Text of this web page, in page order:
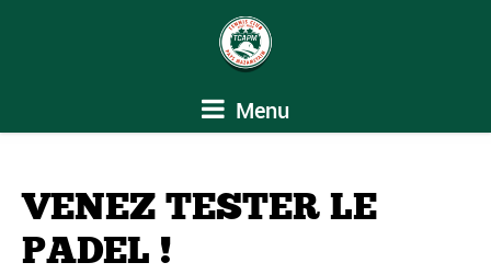
Menu
VENEZ TESTER LE
PADEL !